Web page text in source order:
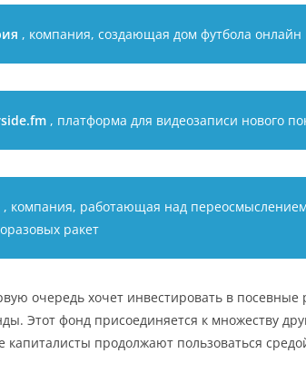
, компания, создающая дом футбола онлайн
, платформа для видеозаписи нового
, компания, работающая над
ракет
очередь хочет инвестировать в
Этот фонд присоединяется к множеству
капиталисты продолжают пользоваться